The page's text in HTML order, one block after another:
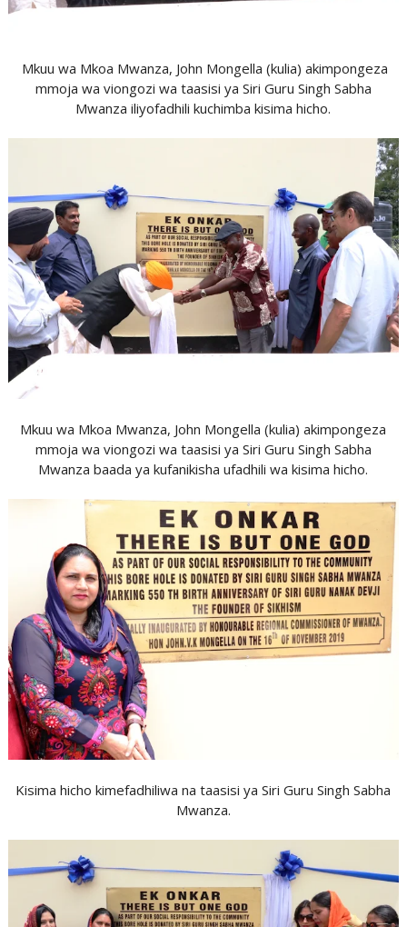
Mkuu wa Mkoa Mwanza, John Mongella (kulia) akimpongeza
mmoja wa viongozi wa taasisi ya Siri Guru Singh Sabha
Mwanza iliyofadhili kuchimba kisima hicho.
Mkuu wa Mkoa Mwanza, John Mongella (kulia) akimpongeza
mmoja wa viongozi wa taasisi ya Siri Guru Singh Sabha
Mwanza baada ya kufanikisha ufadhili wa kisima hicho.
Kisima hicho kimefadhiliwa na taasisi ya Siri Guru Singh Sabha
Mwanza.